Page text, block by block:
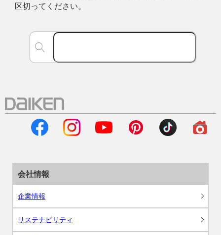
区切ってください。
会社情報
企業情報
サステナビリティ